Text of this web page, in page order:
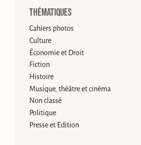
Thématiques
Cahiers photos
Culture
Économie et Droit
Fiction
Histoire
Musique, théâtre et cinéma
Non classé
Politique
Presse et Edition